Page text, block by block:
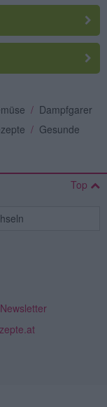
/ Dampfgarer
/ Gesunde
Top
Newsletter